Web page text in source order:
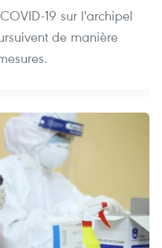
19 sur l'archipel
de manière